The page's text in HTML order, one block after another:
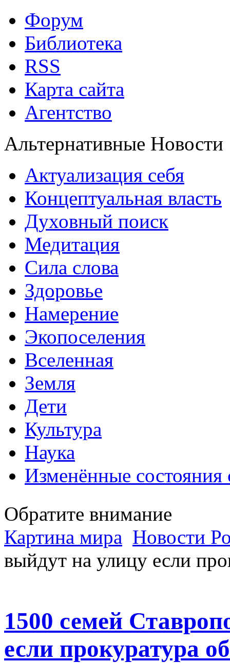
Форум
Библиотека
RSS
Карта сайта
Агентство
Альтернативные Новости
Актуализация себя
Концептуальная власть
Духовный поиск
Медитация
Сила слова
Здоровье
Намерение
Экопоселения
Вселенная
Земля
Дети
Культура
Наука
Изменённые состояния
Обратите внимание
Картина мира Новости
выйдут на улицу если
1500 семей
если прокуратура